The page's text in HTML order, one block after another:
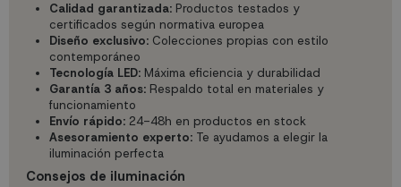
Calidad garantizada: Productos testados y
certificados según normativa europea
Diseño exclusivo: Colecciones propias con estilo
contemporáneo
Tecnología LED: Máxima eficiencia y durabilidad
Garantía 3 años: Respaldo total en materiales y
funcionamiento
Envío rápido: 24-48h en productos en stock
Asesoramiento experto: Te ayudamos a elegir la
iluminación perfecta
Consejos de iluminación